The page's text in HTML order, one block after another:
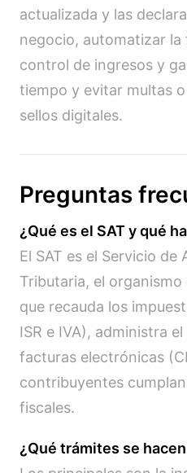
actualizada y las
negocio, automatizar
control de ingresos y
tiempo y evitar multas
sellos digitales.
Preguntas
¿Qué es el SAT y qué
El SAT es el Servicio de
Tributaria, el
que recauda los
ISR e IVA), administra
facturas electrónicas
contribuyentes
fiscales.
¿Qué trámites se